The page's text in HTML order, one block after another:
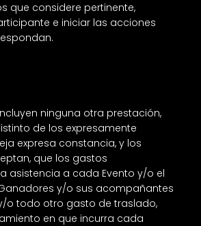
que considere pertinente,
e iniciar las acciones
ninguna otra prestación,
de los expresamente
expresa constancia, y los
que los gastos
asistencia a cada Evento y/o el
y/o sus acompañantes
o todo otro gasto de traslado,
en que incurra cada